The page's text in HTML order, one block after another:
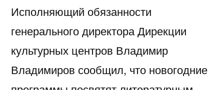
Исполняющий обязанности
генерального директора Дирекции
культурных центров Владимир
Владимиров сообщил, что новогодние